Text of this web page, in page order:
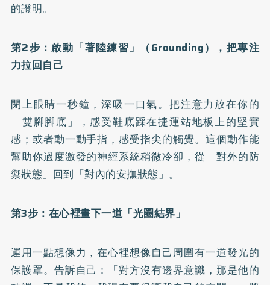
的證明。
第2步：啟動「著陸練習」（Grounding），把專注
力拉回自己
閉上眼睛一秒鐘，深吸一口氣。把注意力放在你的
「雙腳腳底」，感受鞋底踩在捷運站地板上的堅實
感；或者動一動手指，感受指尖的觸覺。這個動作能
幫助你過度激發的神經系統稍微冷卻，從「對外的防
禦狀態」回到「對內的安撫狀態」。
第3步：在心裡畫下一道「光圈結界」
運用一點想像力，在心裡想像自己周圍有一道發光的
保護罩。告訴自己：「對方沒有邊界意識，那是他的